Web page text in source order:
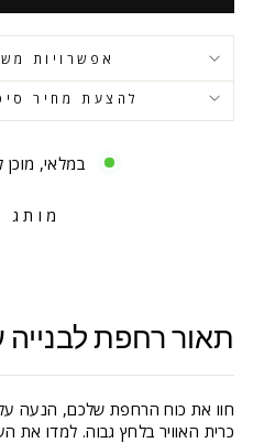
אפשרויות
להצעת מחיר
במלאי,
מותג
תאור רחפת
חוו את כוח הרחפת שלכם, הנעה
כרית האוויר בלחץ גבוה. למדו את